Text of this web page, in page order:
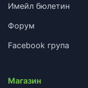
Имейл бюлетин
Форум
Facebook група
Магазин